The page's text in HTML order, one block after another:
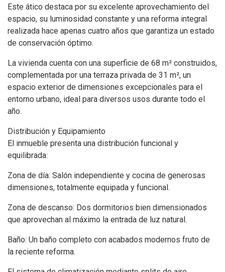
Este ático destaca por su excelente aprovechamiento del
espacio, su luminosidad constante y una reforma integral
realizada hace apenas cuatro años que garantiza un estado
de conservación óptimo.
La vivienda cuenta con una superficie de 68 m² construidos,
complementada por una terraza privada de 31 m², un
espacio exterior de dimensiones excepcionales para el
entorno urbano, ideal para diversos usos durante todo el
año.
Distribución y Equipamiento
El inmueble presenta una distribución funcional y
equilibrada:
Zona de día: Salón independiente y cocina de generosas
dimensiones, totalmente equipada y funcional.
Zona de descanso: Dos dormitorios bien dimensionados
que aprovechan al máximo la entrada de luz natural.
Baño: Un baño completo con acabados modernos fruto de
la reciente reforma.